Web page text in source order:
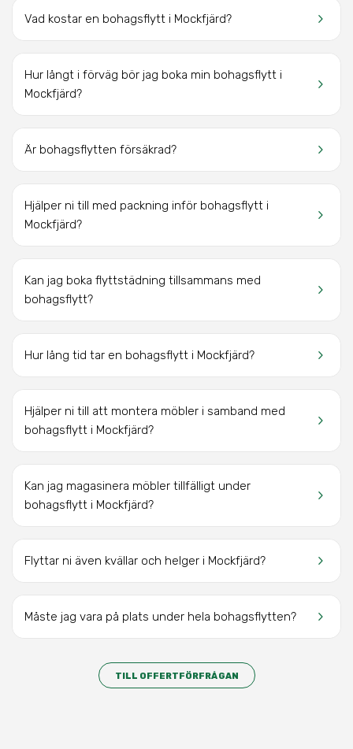
keyboard_arrow_right
Vad kostar en bohagsflytt i Mockfjärd?
keyboard_arrow_right
Hur långt i förväg bör jag boka min bohagsflytt i
Mockfjärd?
keyboard_arrow_right
Är bohagsflytten försäkrad?
keyboard_arrow_right
Hjälper ni till med packning inför bohagsflytt i
Mockfjärd?
keyboard_arrow_right
Kan jag boka flyttstädning tillsammans med
bohagsflytt?
keyboard_arrow_right
Hur lång tid tar en bohagsflytt i Mockfjärd?
keyboard_arrow_right
Hjälper ni till att montera möbler i samband med
bohagsflytt i Mockfjärd?
keyboard_arrow_right
Kan jag magasinera möbler tillfälligt under
bohagsflytt i Mockfjärd?
keyboard_arrow_right
Flyttar ni även kvällar och helger i Mockfjärd?
keyboard_arrow_right
Måste jag vara på plats under hela bohagsflytten?
TILL OFFERTFÖRFRÅGAN